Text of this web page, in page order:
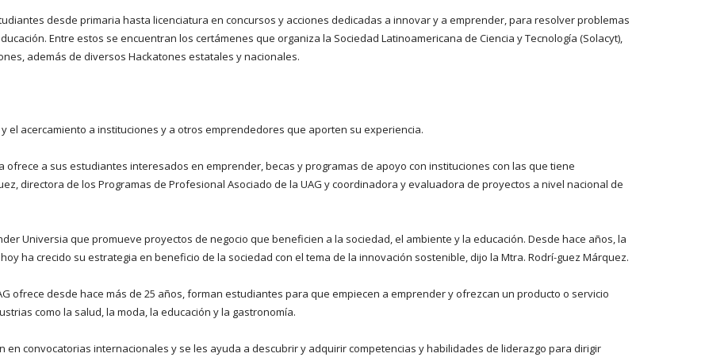
desde primaria hasta licenciatura en concursos y acciones dedicadas a innovar y a emprender, para resolver problemas
Entre estos se encuentran los certámenes que organiza la Sociedad Latinoamericana de Ciencia y Tecnología (Solacyt),
además de diversos Hackatones estatales y nacionales.
el acercamiento a instituciones y a otros emprendedores que aporten su experiencia.
ofrece a sus estudiantes interesados en emprender, becas y programas de apoyo con instituciones con las que tiene
directora de los Programas de Profesional Asociado de la UAG y coordinadora y evaluadora de proyectos a nivel nacional de
Universia que promueve proyectos de negocio que beneficien a la sociedad, el ambiente y la educación. Desde hace años, la
ha crecido su estrategia en beneficio de la sociedad con el tema de la innovación sostenible, dijo la Mtra. Rodrí-guez Márquez.
ofrece desde hace más de 25 años, forman estudiantes para que empiecen a emprender y ofrezcan un producto o servicio
como la salud, la moda, la educación y la gastronomía.
en convocatorias internacionales y se les ayuda a descubrir y adquirir competencias y habilidades de liderazgo para dirigir